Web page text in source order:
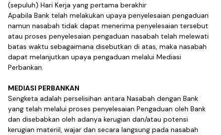
(sepuluh) Hari Kerja yang pertama berakhir
Apabila Bank telah melakukan upaya penyelesaian pengaduan
namun nasabah tidak dapat menerima penyelesaian tersebut
atau proses penyelesaian pengaduan nasabah telah melewati
batas waktu sebagaimana disebutkan di atas, maka nasabah
dapat melanjutkan upaya pengaduan melalui Mediasi
Perbankan.
MEDIASI PERBANKAN
Sengketa adalah perselisihan antara Nasabah dengan Bank
yang telah melalui proses penyelesaian Pengaduan oleh Bank
dan disebabkan oleh adanya kerugian dan/atau potensi
kerugian materiil, wajar dan secara langsung pada nasabah